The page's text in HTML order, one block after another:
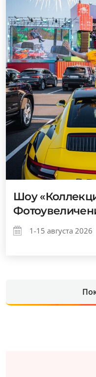
Шоу
1-15 августа 2026